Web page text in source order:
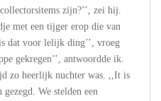
zijn?’’, zei hij.
met een tijger erop die van
dat voor lelijk ding’’, vroeg
gekregen’’, antwoordde ik.
zo heerlijk nuchter was. ,,It is
gezegd. We stelden een